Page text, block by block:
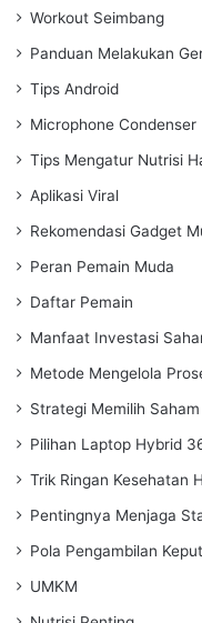
Workout Seimbang
Panduan Melakukan
Tips Android
Microphone Condenser
Tips Mengatur Nutrisi
Aplikasi Viral
Rekomendasi Gadget
Peran Pemain Muda
Daftar Pemain
Manfaat Investasi
Metode Mengelola
Strategi Memilih Saham
Pilihan Laptop Hybrid
Trik Ringan Kesehatan
Pentingnya Menjaga
Pola Pengambilan
UMKM